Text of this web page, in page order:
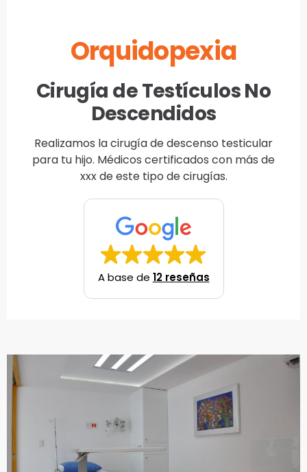
Orquidopexia
Cirugía de Testículos No
Descendidos
Realizamos la cirugía de descenso testicular
para tu hijo. Médicos certificados con más de
xxx de este tipo de cirugías.
A base de 12 reseñas